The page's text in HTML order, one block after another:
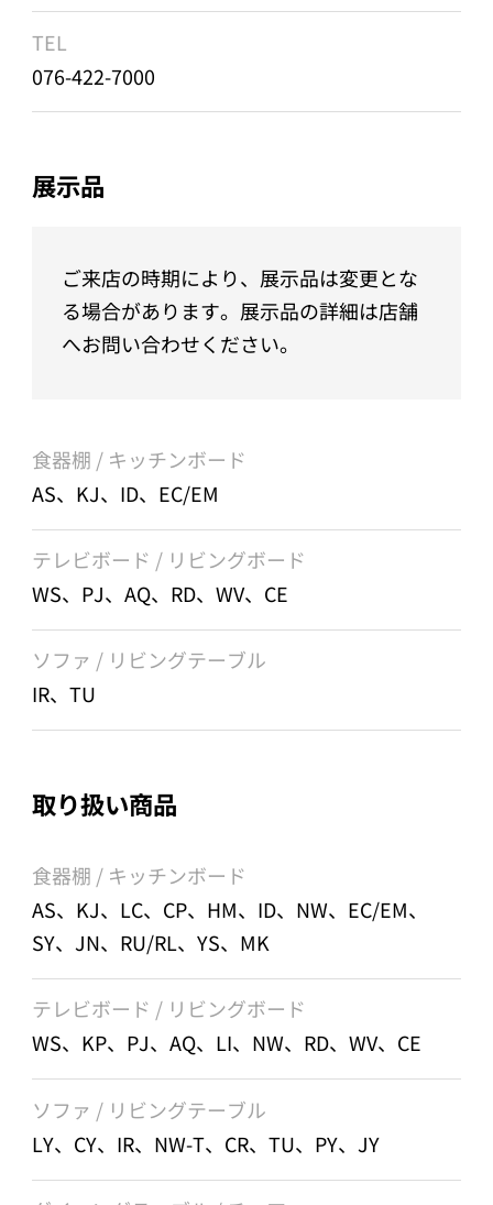
TEL
076-422-7000
展示品
ご来店の時期により、展示品は変更とな
る場合があります。展示品の詳細は店舗
へお問い合わせください。
食器棚 / キッチンボード
AS、KJ、ID、EC/EM
テレビボード / リビングボード
WS、PJ、AQ、RD、WV、CE
ソファ / リビングテーブル
IR、TU
取り扱い商品
食器棚 / キッチンボード
AS、KJ、LC、CP、HM、ID、NW、EC/EM、
SY、JN、RU/RL、YS、MK
テレビボード / リビングボード
WS、KP、PJ、AQ、LI、NW、RD、WV、CE
ソファ / リビングテーブル
LY、CY、IR、NW-T、CR、TU、PY、JY